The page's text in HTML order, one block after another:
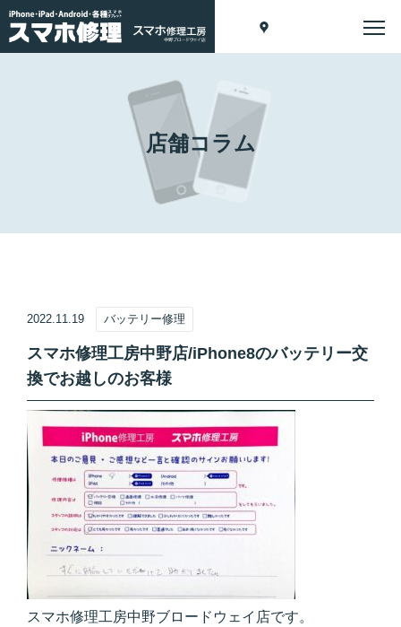
店舗コラム
2022.11.19 バッテリー修理
スマホ修理工房中野店/iPhone8のバッテリー交
換でお越しのお客様
スマホ修理工房中野ブロードウェイ店です。